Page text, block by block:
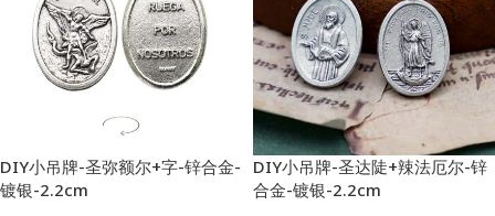
DIY小吊牌-圣弥额尔+字-锌合金-
镀银-2.2cm
DIY小吊牌-圣达陡+辣法厄尔-锌
合金-镀银-2.2cm